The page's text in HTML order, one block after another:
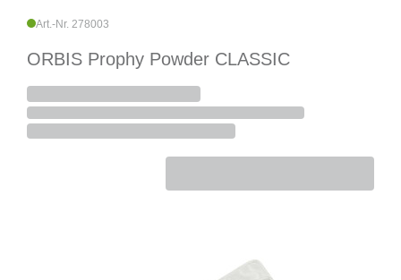
Art.-Nr. 278003
ORBIS Prophy Powder CLASSIC